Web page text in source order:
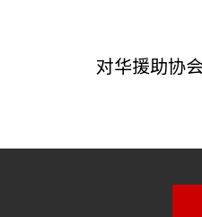
对华援助协